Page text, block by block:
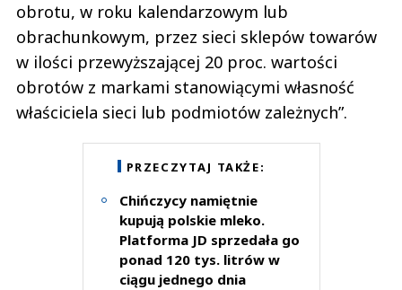
obrotu, w roku kalendarzowym lub
obrachunkowym, przez sieci sklepów towarów
w ilości przewyższającej 20 proc. wartości
obrotów z markami stanowiącymi własność
właściciela sieci lub podmiotów zależnych”.
PRZECZYTAJ TAKŻE:
Chińczycy namiętnie
kupują polskie mleko.
Platforma JD sprzedała go
ponad 120 tys. litrów w
ciągu jednego dnia